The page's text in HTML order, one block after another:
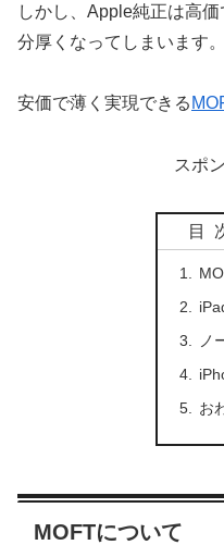
しかし、Apple純正は高
分厚くなってしまいます。
安価で薄く実現できる
スポ
目
ノ
お
MOFTについて